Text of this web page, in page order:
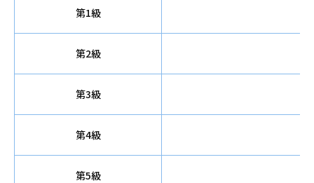
第1級
第2級
第3級
第4級
第5級